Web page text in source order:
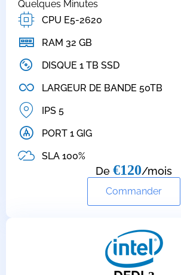
Quelques Minutes
CPU E5-2620
RAM 32 GB
DISQUE 1 TB SSD
LARGEUR DE BANDE 50TB
IPS 5
PORT 1 GIG
SLA 100%
De €120/mois
Commander